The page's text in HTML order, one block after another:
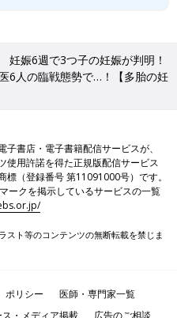
かないせいで、何度も何度も
。
もたくさん送ったそう
いたんで、チェックできるわ
はいつも冷静で取り乱したりし
だろうなぁと思いますね。
どんな感じでしたか？
女は泣かなかったので、とて
妊娠6週で3つ子の妊娠が判明！
6人の臨戦態勢で…！【多胎の妊
子書店・電子書籍配信サービスが、
使用許諾を得た正規版配信サービス
標（登録番号 第11091000号）です。
ークを掲示しているサービスの一覧
スト等のコンテンツの無断転載を禁じま
ポリシー
医師・専門家一覧